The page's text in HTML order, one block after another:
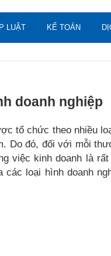
LUẬT KẾ TOÁN
doanh nghiệp
tổ chức theo nhiều
Do đó, đối với mỗi
việc kinh doanh là
loại hình doanh